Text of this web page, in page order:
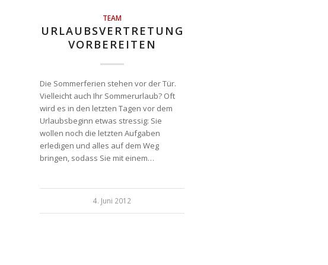
TEAM
URLAUBSVERTRETUNG
VORBEREITEN
Die Sommerferien stehen vor der Tür.
Vielleicht auch Ihr Sommerurlaub? Oft
wird es in den letzten Tagen vor dem
Urlaubsbeginn etwas stressig: Sie
wollen noch die letzten Aufgaben
erledigen und alles auf dem Weg
bringen, sodass Sie mit einem…
4. Juni 2012